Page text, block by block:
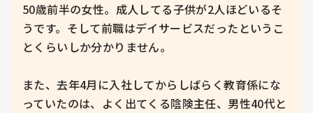
50歳前半の女性。成人してる子供が2人ほどいるそ
うです。そして前職はデイサービスだったというこ
とくらいしか分かりません。
また、去年4月に入社してからしばらく教育係にな
っていたのは、よく出てくる陰険主任、男性40代と